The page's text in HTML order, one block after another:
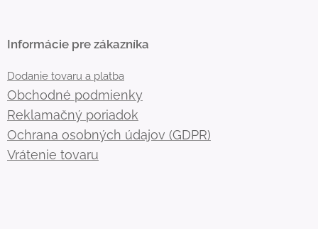
Informácie pre zákazníka
Dodanie tovaru a platba
Obchodné podmienky
Reklamačný poriadok
Ochrana osobných údajov (GDPR)
Vrátenie tovaru